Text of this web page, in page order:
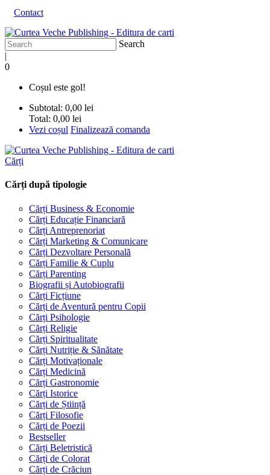
Contact
Search
|
0
Coșul este gol!
Subtotal: 0,00 lei
Total: 0,00 lei
Vezi coșul Finalizează comanda
Cărți
Cărți după tipologie
Cărți Business & Economie
Cărți Educație Financiară
Cărți Antreprenoriat
Cărți Marketing & Comunicare
Cărți Dezvoltare Personală
Cărți Familie & Cuplu
Cărți Parenting
Biografii și Autobiografii
Cărți Ficțiune
Cărți de Aventură pentru Copii
Cărți Psihologie
Cărți Religie
Cărți Spiritualitate
Cărți Nutriție & Sănătate
Cărți Motivaționale
Cărți Medicină
Cărți Gastronomie
Cărți Istorice
Cărți de Știință
Cărți Filosofie
Cărți de Poezii
Bestseller
Cărți Beletristică
Cărți de Colorat
Cărți de Crăciun